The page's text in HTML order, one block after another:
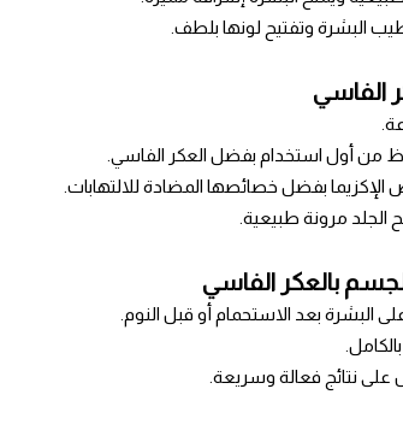
البشرة وتفتيح لونها بلطف.
الفاسي
من أول استخدام بفضل العكر الفاسي.
الإكزيما بفضل خصائصها المضادة للالتهابات.
الجلد مرونة طبيعية.
بالعكر الفاسي
البشرة بعد الاستحمام أو قبل النوم.
نتائج فعالة وسريعة.